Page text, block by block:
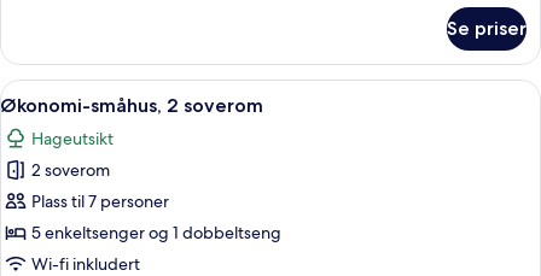
småhus,
soverom
Se priser
Åpne
alle
bildene
av
Økonomi-
småhus,
2
Økonomi-småhus, 2 soverom |
8
Økonomi-småhus, 2 soverom
Hageutsikt
2 soverom
Plass til 7 personer
5 enkeltsenger og 1 dobbeltseng
Wi-fi inkludert